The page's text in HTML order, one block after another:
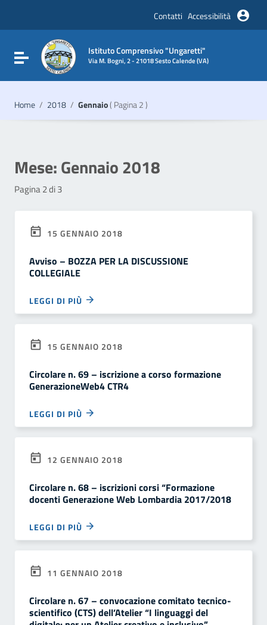
Vai al footer
Contatti Accessibilità
Attiva / disattiva la navigazione
Istituto Comprensivo "Ungaretti"
Via M. Bogni, 2 - 21018 Sesto Calende (VA)
Home / 2018 / Gennaio( Pagina 2 )
Mese:Gennaio 2018
Pagina 2 di 3
15 GENNAIO 2018
Avviso – BOZZA PER LA DISCUSSIONE
COLLEGIALE
LEGGI DI PIÙ
15 GENNAIO 2018
Circolare n. 69 – iscrizione a corso formazione
GenerazioneWeb4 CTR4
LEGGI DI PIÙ
12 GENNAIO 2018
Circolare n. 68 – iscrizioni corsi “Formazione
docenti Generazione Web Lombardia 2017/2018
LEGGI DI PIÙ
11 GENNAIO 2018
Circolare n. 67 – convocazione comitato tecnico-
scientifico (CTS) dell’Atelier “I linguaggi del